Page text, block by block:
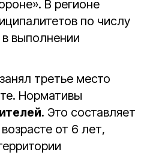
В регионе
по числу
выполнении
третье место
Нормативы
. Это составляет
от 6 лет,